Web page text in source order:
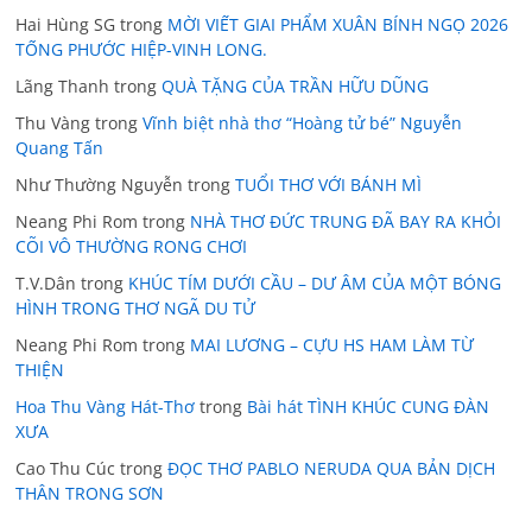
Hai Hùng SG trong MỜI VIẾT GIAI PHẨM XUÂN BÍNH NGỌ 2026
TỐNG PHƯỚC HIỆP-VINH LONG.
Lãng Thanh trongQUÀ TẶNG CỦA TRẦN HỮU DŨNG
Thu Vàng trongVĩnh biệt nhà thơ “Hoàng tử bé” Nguyễn
Quang Tấn
Như Thường Nguyễn trongTUỔI THƠ VỚI BÁNH MÌ
Neang Phi Rom trong NHÀ THƠ ĐỨC TRUNG ĐÃ BAY RA KHỎI
CÕI VÔ THƯỜNG RONG CHƠI
T.V.Dân trong KHÚC TÍM DƯỚI CẦU – DƯ ÂM CỦA MỘT BÓNG
HÌNH TRONG THƠ NGÃ DU TỬ
Neang Phi Rom trong MAI LƯƠNG – CỰU HS HAM LÀM TỪ
THIỆN
Hoa Thu Vàng Hát-Thơ trong Bài hát TÌNH KHÚC CUNG ĐÀN
XƯA
Cao Thu Cúc trongĐỌC THƠ PABLO NERUDA QUA BẢN DỊCH
THÂN TRONG SƠN